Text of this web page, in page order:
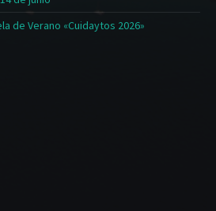
de Verano «Cuidaytos 2026»